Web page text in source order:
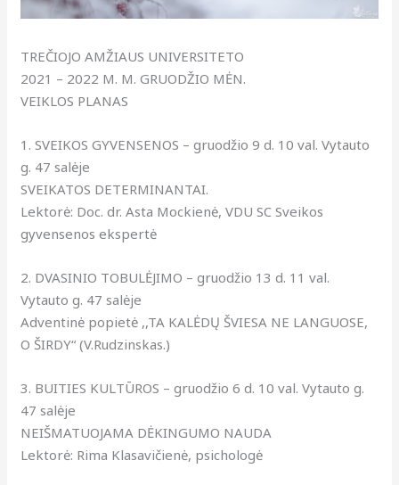
TREČIOJO AMŽIAUS UNIVERSITETO
2021 – 2022 M. M. GRUODŽIO MĖN.
VEIKLOS PLANAS
1. SVEIKOS GYVENSENOS – gruodžio 9 d. 10 val. Vytauto
g. 47 salėje
SVEIKATOS DETERMINANTAI.
Lektorė: Doc. dr. Asta Mockienė, VDU SC Sveikos
gyvensenos ekspertė
2. DVASINIO TOBULĖJIMO – gruodžio 13 d. 11 val.
Vytauto g. 47 salėje
Adventinė popietė ,,TA KALĖDŲ ŠVIESA NE LANGUOSE,
O ŠIRDY“ (V.Rudzinskas.)
3. BUITIES KULTŪROS – gruodžio 6 d. 10 val. Vytauto g.
47 salėje
NEIŠMATUOJAMA DĖKINGUMO NAUDA
Lektorė: Rima Klasavičienė, psichologė